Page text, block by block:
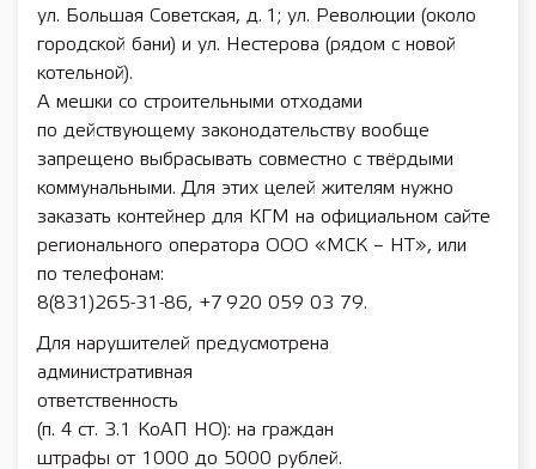
ул. Большая Советская, д. 1; ул. Революции (около
городской бани) и ул. Нестерова (рядом с новой
котельной).
А мешки со строительными отходами
по действующему законодательству вообще
запрещено выбрасывать совместно с твёрдыми
коммунальными. Для этих целей жителям нужно
заказать контейнер для КГМ на официальном сайте
регионального оператора ООО «МСК – НТ», или
по телефонам:
8(831)265-31-86, +7 920 059 03 79.
Для нарушителей предусмотрена
административная
ответственность
(п. 4 ст. 3.1 КоАП НО): на граждан
штрафы от 1000 до 5000 руб­лей.